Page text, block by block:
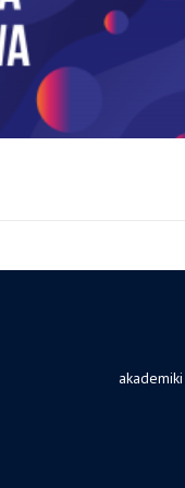
akademiki